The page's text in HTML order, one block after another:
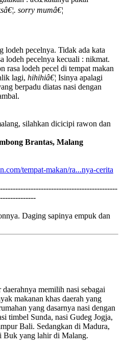
sorry mumâ€¦
lodeh pecelnya. Tidak ada kata
lodeh pecelnya kecuali : nikmat.
rasa lodeh pecel di tempat makan
lagi, hihihiâ€¦ Isinya apalagi
berpadu diatas nasi dengan
silahkan dicicipi rawon dan
Brantas, Malang
tempat-makan/ra...nya-cerita
Daging sapinya empuk dan
memilih nasi sebagai
makanan khas daerah yang
yang dasarnya nasi dengan
timbel Sunda, nasi Gudeg Jogja,
Bali. Sedangkan di Madura,
Buk yang lahir di Malang.